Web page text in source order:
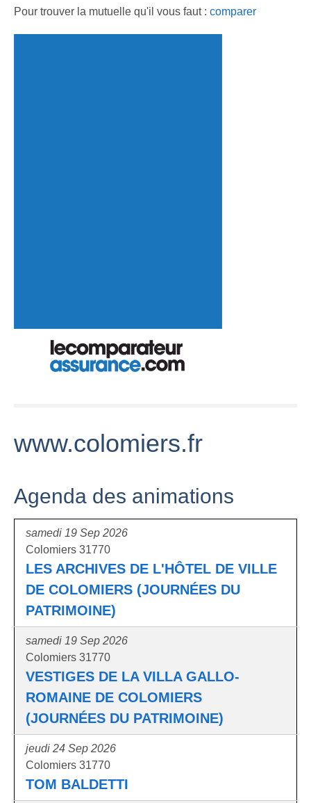
Pour trouver la mutuelle qu'il vous faut : comparer
www.colomiers.fr
Agenda des animations
samedi 19 Sep 2026
Colomiers 31770
LES ARCHIVES DE L'HÔTEL DE VILLE
DE COLOMIERS (JOURNÉES DU
PATRIMOINE)
samedi 19 Sep 2026
Colomiers 31770
VESTIGES DE LA VILLA GALLO-
ROMAINE DE COLOMIERS
(JOURNÉES DU PATRIMOINE)
jeudi 24 Sep 2026
Colomiers 31770
TOM BALDETTI